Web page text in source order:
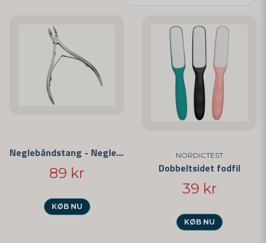
Neglebåndstang - Neglesaks
89 kr
KØB NU
NORDICTEST
Dobbeltsidet fodfil
39 kr
KØB NU